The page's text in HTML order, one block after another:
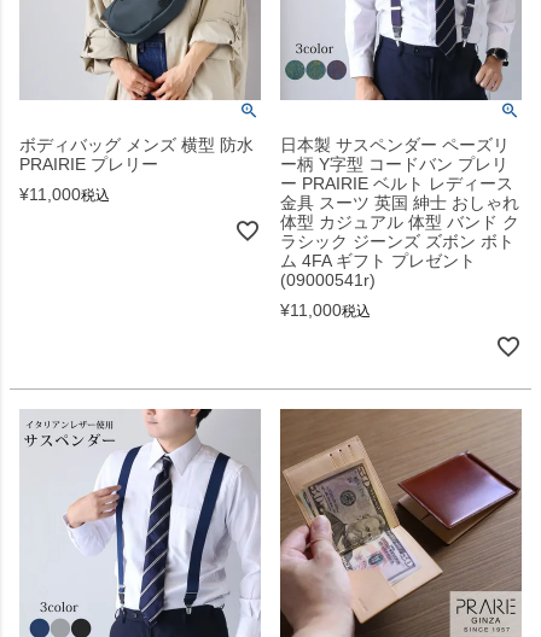
ボディバッグ メンズ 横型 防水
PRAIRIE プレリー
¥11,000税込
日本製 サスペンダー ペーズリ
ー柄 Y字型 コードバン プレリ
ー PRAIRIE ベルト レディース
金具 スーツ 英国 紳士 おしゃれ
体型 カジュアル 体型 バンド ク
ラシック ジーンズ ズボン ボト
ム 4FA ギフト プレゼント
(09000541r)
¥11,000税込